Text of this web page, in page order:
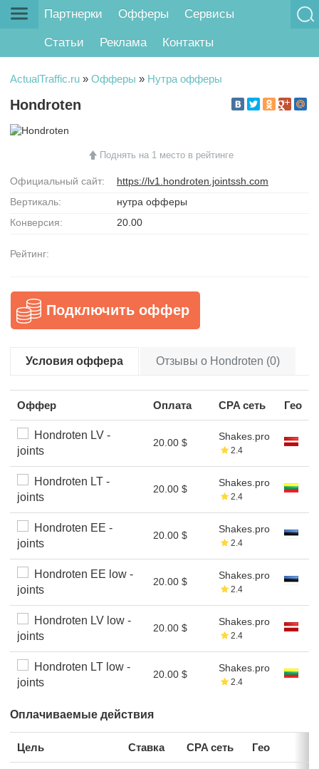
Партнерки Офферы Сервисы
Статьи Реклама Контакты
ActualTraffic.ru » Офферы » Нутра офферы
Hondroten
Поднять на 1 место в рейтинге
Официальный сайт:
https://lv1.hondroten.jointssh.com
Вертикаль:
нутра офферы
Конверсия:
20.00
Рейтинг:
Подключить оффер
Условия оффера Отзывы о Hondroten (0)
Оффер Оплата CPA сеть Гео
Hondroten LV -
joints
20.00 $
Shakes.pro
2.4
Hondroten LT -
joints
20.00 $
Shakes.pro
2.4
Hondroten EE -
joints
20.00 $
Shakes.pro
2.4
Hondroten EE low -
joints
20.00 $
Shakes.pro
2.4
Hondroten LV low -
joints
20.00 $
Shakes.pro
2.4
Hondroten LT low -
joints
20.00 $
Shakes.pro
2.4
Оплачиваемые действия
Цель Ставка CPA сеть Гео